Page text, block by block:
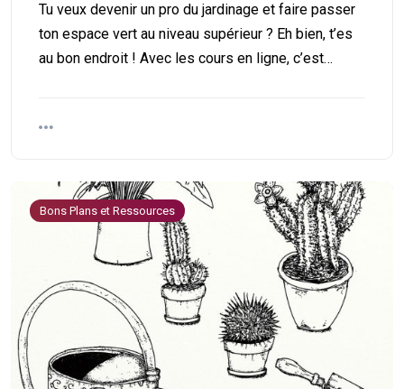
Tu veux devenir un pro du jardinage et faire passer
ton espace vert au niveau supérieur ? Eh bien, t’es
au bon endroit ! Avec les cours en ligne, c’est…
Bons Plans et Ressources